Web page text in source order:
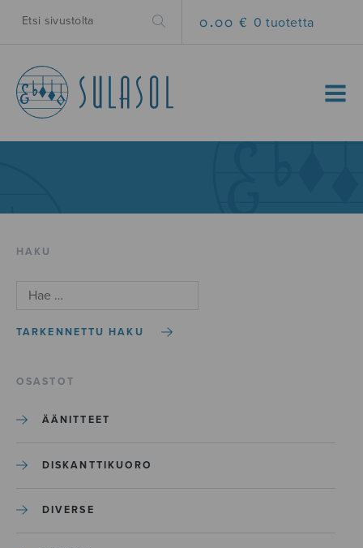
0.00 € 0 tuotetta
MENU
HAKU
TARKENNETTU HAKU
OSASTOT
ÄÄNITTEET
DISKANTTIKUORO
DIVERSE